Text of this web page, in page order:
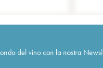
del vino con la nostra